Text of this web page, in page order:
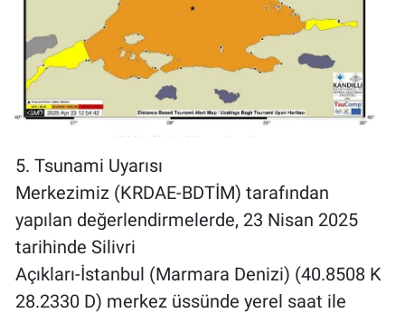
5. Tsunami Uyarısı
Merkezimiz (KRDAE-BDTİM) tarafından
yapılan değerlendirmelerde, 23 Nisan 2025
tarihinde Silivri
Açıkları-İstanbul (Marmara Denizi) (40.8508 K
28.2330 D) merkez üssünde yerel saat ile